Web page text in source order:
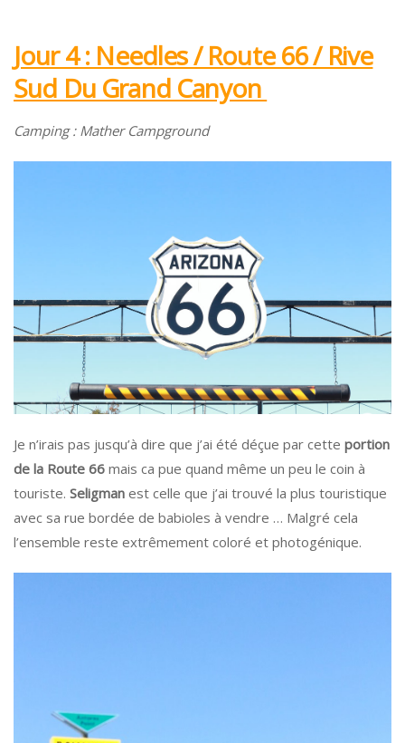
Jour 4 : Needles / Route 66 / Rive
Sud Du Grand Canyon
Camping : Mather Campground
Je n’irais pas jusqu’à dire que j’ai été déçue par cette portion
de la Route 66 mais ca pue quand même un peu le coin à
touriste. Seligman est celle que j’ai trouvé la plus touristique
avec sa rue bordée de babioles à vendre … Malgré cela
l’ensemble reste extrêmement coloré et photogénique.